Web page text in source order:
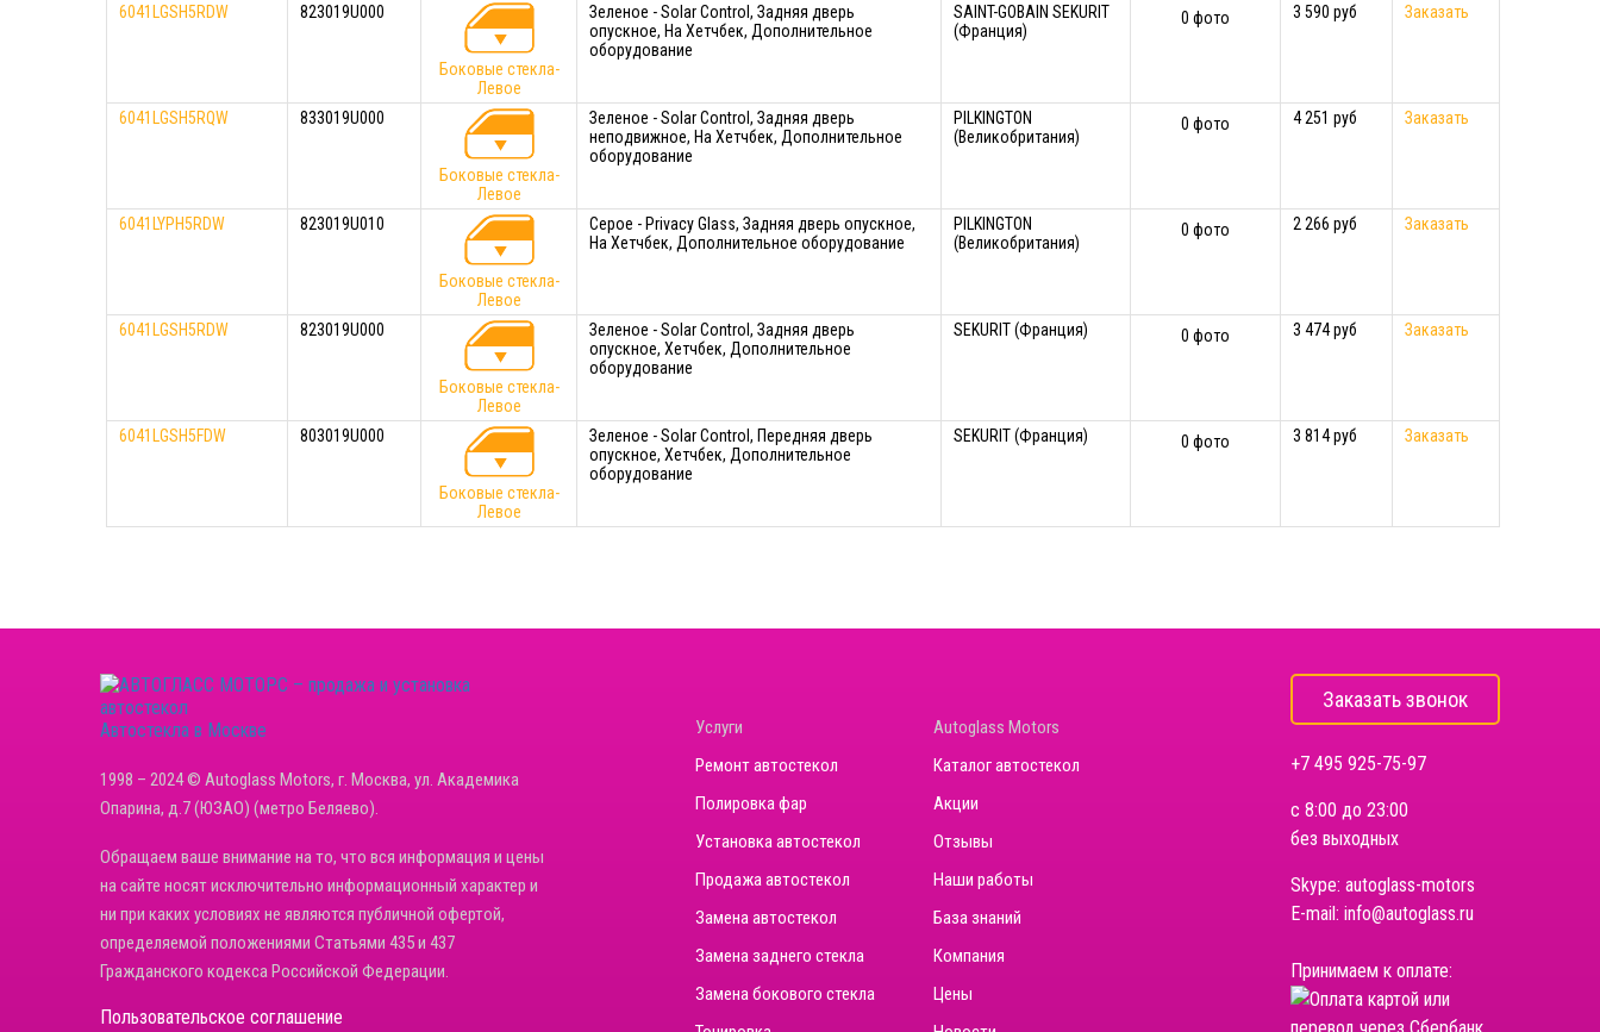
6041LGSH5RDW 823019U000
Боковые стекла-
Левое
Зеленое - Solar Control, Задняя дверь
опускное, На Хетчбек, Дополнительное
оборудование
SAINT-GOBAIN SEKURIT
(Франция)
0 фото 3 590 руб Заказать
6041LGSH5RQW 833019U000
Боковые стекла-
Левое
Зеленое - Solar Control, Задняя дверь
неподвижное, На Хетчбек, Дополнительное
оборудование
PILKINGTON
(Великобритания)
0 фото 4 251 руб Заказать
6041LYPH5RDW 823019U010
Боковые стекла-
Левое
Серое - Privacy Glass, Задняя дверь опускное,
На Хетчбек, Дополнительное оборудование
PILKINGTON
(Великобритания)
0 фото 2 266 руб Заказать
6041LGSH5RDW 823019U000
Боковые стекла-
Левое
Зеленое - Solar Control, Задняя дверь
опускное, Хетчбек, Дополнительное
оборудование
SEKURIT (Франция) 0 фото 3 474 руб Заказать
6041LGSH5FDW 803019U000
Боковые стекла-
Левое
Зеленое - Solar Control, Передняя дверь
опускное, Хетчбек, Дополнительное
оборудование
SEKURIT (Франция) 0 фото 3 814 руб Заказать
Автостекла в Москве
1998 – 2024 © Autoglass Motors, г. Москва, ул. Академика
Опарина, д.7 (ЮЗАО) (метро Беляево).
Обращаем ваше внимание на то, что вся информация и цены
на сайте носят исключительно информационный характер и
ни при каких условиях не являются публичной офертой,
определяемой положениями Статьями 435 и 437
Гражданского кодекса Российской Федерации.
Пользовательское соглашение
Заказать звонок
+7 495 925-75-97
с 8:00 до 23:00
без выходных
Skype: autoglass-motors
E-mail: info@autoglass.ru
Принимаем к оплате:
Услуги
Ремонт автостекол
Полировка фар
Установка автостекол
Продажа автостекол
Замена автостекол
Замена заднего стекла
Замена бокового стекла
Autoglass Motors
Каталог автостекол
Акции
Отзывы
Наши работы
База знаний
Компания
Цены